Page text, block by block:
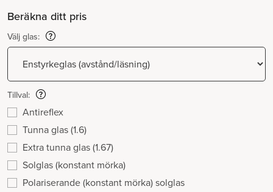
Beräkna ditt pris
Välj glas:
Tillval:
Antireflex
Tunna glas (1.6)
Extra tunna glas (1.67)
Solglas (konstant mörka)
Polariserande (konstant mörka) solglas